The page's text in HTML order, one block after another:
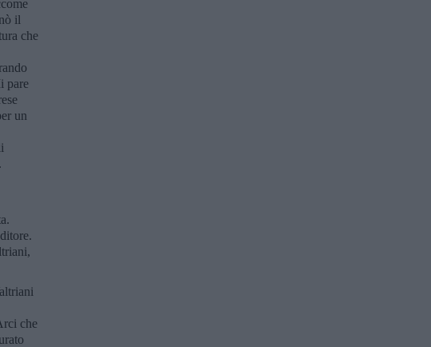
il
che
pare
un
che